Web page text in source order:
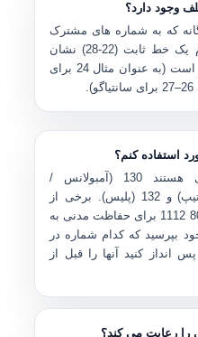
وجود دارد؟
که به شماره های مشترک
اضافه می کنید، اما اولین ارقام یک خط ثابت (22-28) نشان
دهنده جزیره یا گروهی از جزایر است (به عنوان مثال 24 برای
استفاده کنم؟
هستند 130 (آمبولانس /
و132 (پلیس). برخی از
برای حفاظت مدنی به
بپرسید که کدام شماره در
کنید آنها را قبل از